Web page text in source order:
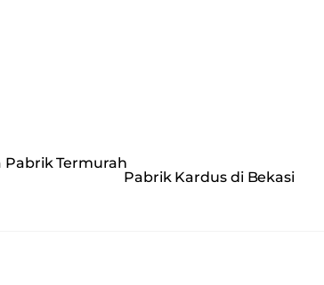
Pabrik Termurah
Pabrik Kardus di Bekasi